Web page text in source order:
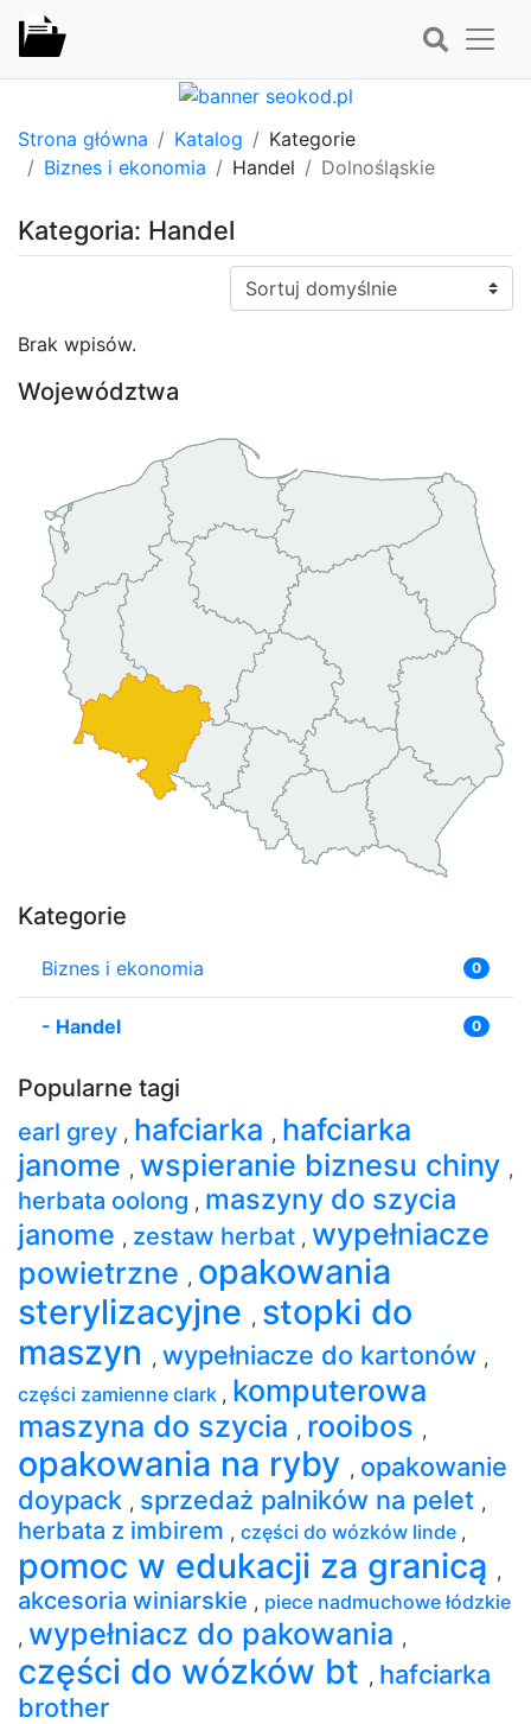
Strona główna Katalog
Kategorie
Biznes i ekonomia
Handel Dolnośląskie
Kategoria: Handel
Sortuj:
Brak wpisów.
Województwa
Kategorie
Biznes i ekonomia 0
- Handel 0
Popularne tagi
earl grey , hafciarka , hafciarka
janome , wspieranie biznesu chiny ,
herbata oolong , maszyny do szycia
janome , zestaw herbat , wypełniacze
powietrzne , opakowania
sterylizacyjne , stopki do
maszyn , wypełniacze do kartonów ,
części zamienne clark , komputerowa
maszyna do szycia , rooibos ,
opakowania na ryby , opakowanie
doypack , sprzedaż palników na pelet ,
herbata z imbirem , części do wózków linde ,
pomoc w edukacji za granicą ,
akcesoria winiarskie , piece nadmuchowe łódzkie
, wypełniacz do pakowania ,
części do wózków bt , hafciarka
brother